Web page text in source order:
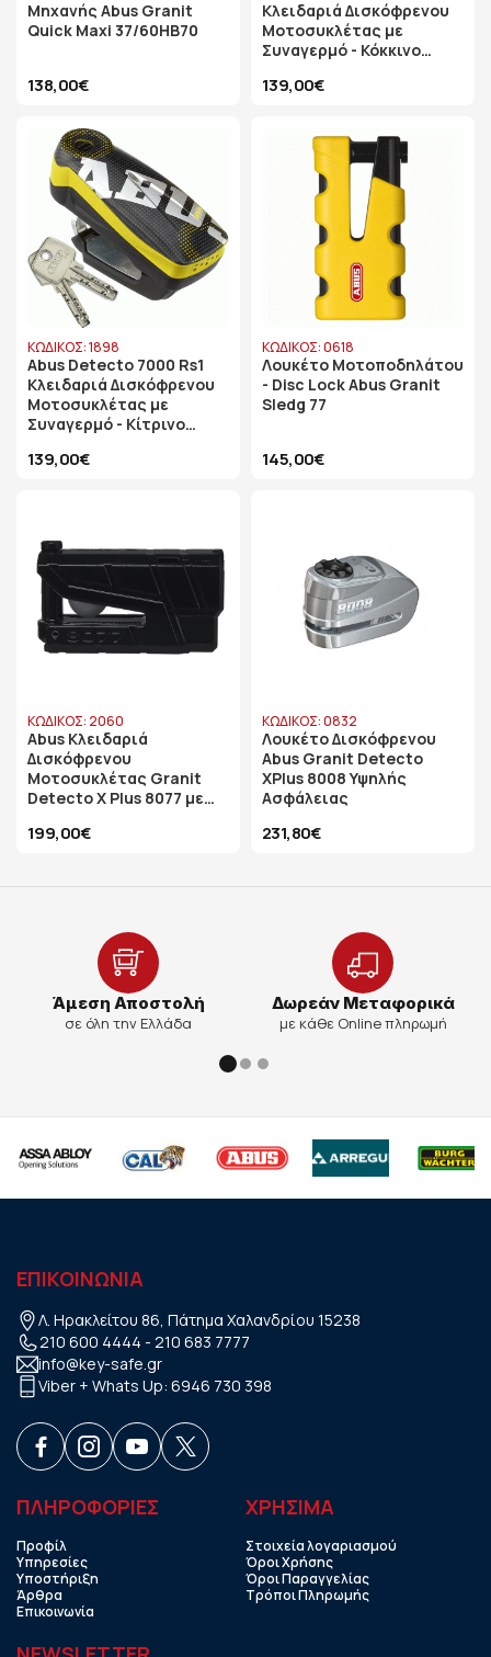
Μηχανής Abus Granit
Quick Maxi 37/60HB70
138,00€
Κλειδαριά Δισκόφρενου
Μοτοσυκλέτας με
Συναγερμό - Κόκκινο
139,00€
ΚΩΔΙΚΟΣ: 1898
Abus Detecto 7000 Rs1
Κλειδαριά Δισκόφρενου
Μοτοσυκλέτας με
Συναγερμό - Κίτρινο
139,00€
ΚΩΔΙΚΟΣ: 0618
Λουκέτο Μοτοποδηλάτου
- Disc Lock Abus Granit
Sledg 77
145,00€
ΚΩΔΙΚΟΣ: 2060
Abus Κλειδαριά
Δισκόφρενου
Μοτοσυκλέτας Granit
Detecto X Plus 8077 με
199,00€
ΚΩΔΙΚΟΣ: 0832
Λουκέτο Δισκόφρενου
Abus Granit Detecto
XPlus 8008 Υψηλής
Ασφάλειας
231,80€
Άμεση Αποστολή
σε όλη την Ελλάδα
Δωρεάν Μεταφορικά
με κάθε Online πληρωμή
ΕΠΙΚΟΙΝΩΝΙΑ
Λ. Ηρακλείτου 86, Πάτημα Χαλανδρίου 15238
210 600 4444 - 210 683 7777
info@key-safe.gr
Viber + Whats Up: 6946 730 398
ΠΛΗΡΟΦΟΡΙΕΣ
Προφίλ
Υπηρεσίες
Υποστήριξη
Άρθρα
Επικοινωνία
ΧΡHΣΙΜΑ
Στοιχεία λογαριασμού
Όροι Χρήσης
Όροι Παραγγελίας
Τρόποι Πληρωμής